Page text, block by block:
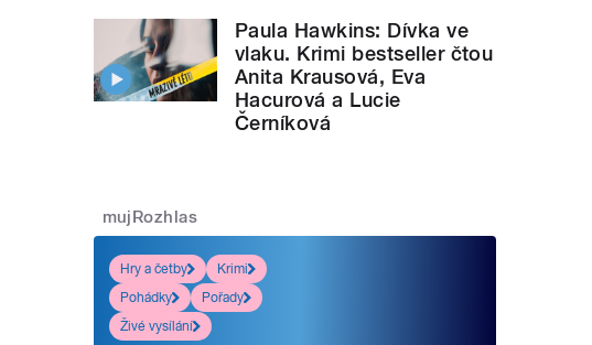
Paula Hawkins: Dívka ve
vlaku. Krimi bestseller čtou
Anita Krausová, Eva
Hacurová a Lucie
Černíková
mujRozhlas
Hry a četby
Krimi
Pohádky
Pořady
Živé vysílání